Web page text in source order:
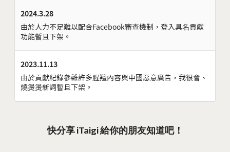
2024.3.28
由於人力不足難以配合Facebook審查機制，登入具名貢獻
功能暫且下架。
2023.11.13
由於貢獻紀錄參雜許多腥羶內容與中國惡意廣告，我很會、
燒燙燙新詞暫且下架。
快分享 iTaigi 給你的朋友知道吧！